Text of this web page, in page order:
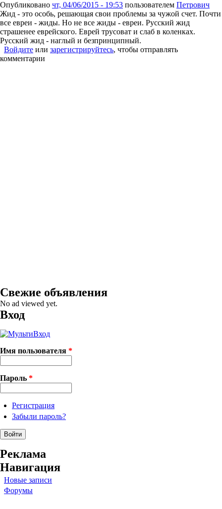
Опубликовано чт, 04/06/2015 - 19:53 пользователем Петрович
Жид - это особь, решающая свои проблемы за чужой счет. Почти
все евреи - жиды. Но не все жиды - евреи. Русский жид
страшенее еврейского. Еврей трусоват и слаб в коленках.
Русский жид - наглый и безпринципный.
Войдите или зарегистрируйтесь, чтобы отправлять
комментарии
Свежие объявления
No ad viewed yet.
Вход
Имя пользователя *
Пароль *
Регистрация
Забыли пароль?
Реклама
Навигация
Новые записи
Форумы